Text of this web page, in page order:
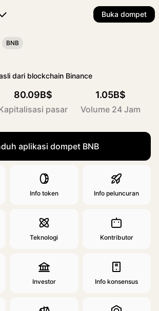
Buka dompet
BNB
dari blockchain Binance
80.09B$
pasar
1.05B$
Volume 24 Jam
aplikasi dompet BNB
Info token Info peluncuran
Teknologi Kontributor
Investor Info konsensus